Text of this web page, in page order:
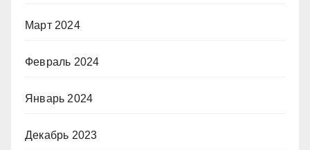
Март 2024
Февраль 2024
Январь 2024
Декабрь 2023